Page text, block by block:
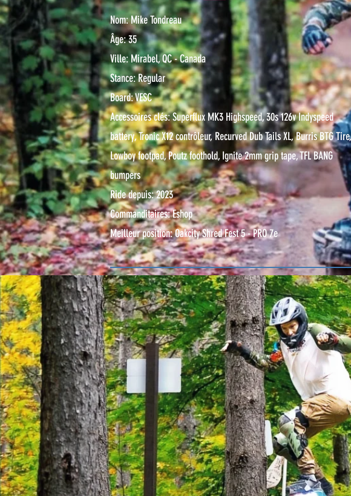
Nom: Mike Tondreau
Âge: 35
Ville: Mirabel, QC - Canada
Stance: Regular
Board: VESC
Accessoires clés: Superflux MK3 Highspeed, 30s 126v Indyspeed
battery, Tronic X12 contrôleur, Recurved Dub Tails XL, Burris BTG Tire,
Lowboy footpad, Poutz foothold, Ignite 2mm grip tape, TFL BANG
bumpers
Ride depuis: 2023
Commanditaires: Eshop
Meilleur position: Oakcity Shred Fest 5 - PRO 7e